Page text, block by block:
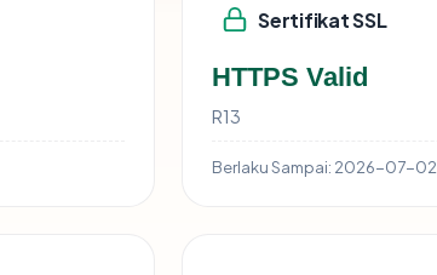
Sertifikat SSL
HTTPS Valid
R13
Berlaku Sampai: 2026-07-02